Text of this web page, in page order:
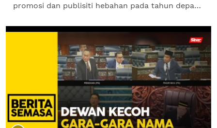
promosi dan publisiti hebahan pada tahun depan
Menteri, Datuk Seri...